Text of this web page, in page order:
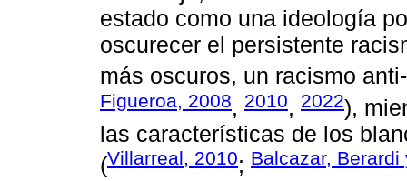
estado como una ideología
oscurecer el persistente
más oscuros, un racismo
Figueroa, 2008, 2010, 2022),
las características de los
(Villarreal, 2010; Balcazar, Berardi